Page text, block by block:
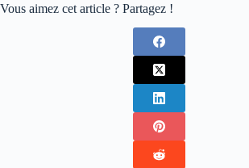
Vous aimez cet article ? Partagez !